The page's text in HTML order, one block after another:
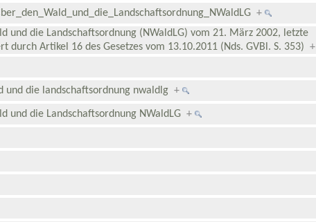
+
und die Landschaftsordnung (NWaldLG) vom 21. März 2002, letzte
durch Artikel 16 des Gesetzes vom 13.10.2011 (Nds. GVBl. S. 353)+
und die landschaftsordnung nwaldlg+
und die Landschaftsordnung NWaldLG+